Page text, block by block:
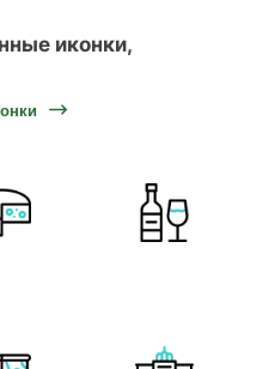
иконки,